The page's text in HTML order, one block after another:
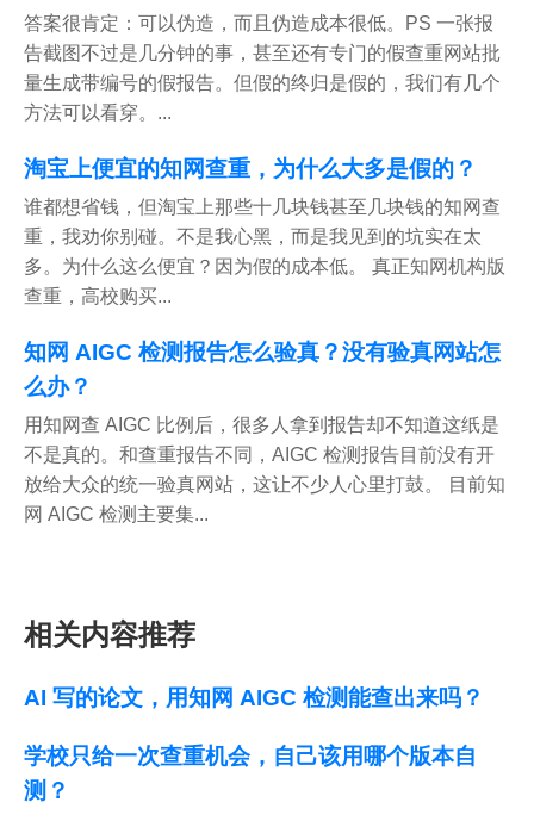
答案很肯定：可以伪造，而且伪造成本很低。PS 一张报
告截图不过是几分钟的事，甚至还有专门的假查重网站批
量生成带编号的假报告。但假的终归是假的，我们有几个
方法可以看穿。...
淘宝上便宜的知网查重，为什么大多是假的？
谁都想省钱，但淘宝上那些十几块钱甚至几块钱的知网查
重，我劝你别碰。不是我心黑，而是我见到的坑实在太
多。为什么这么便宜？因为假的成本低。 真正知网机构版
查重，高校购买...
知网 AIGC 检测报告怎么验真？没有验真网站怎
么办？
用知网查 AIGC 比例后，很多人拿到报告却不知道这纸是
不是真的。和查重报告不同，AIGC 检测报告目前没有开
放给大众的统一验真网站，这让不少人心里打鼓。 目前知
网 AIGC 检测主要集...
相关内容推荐
AI 写的论文，用知网 AIGC 检测能查出来吗？
学校只给一次查重机会，自己该用哪个版本自
测？